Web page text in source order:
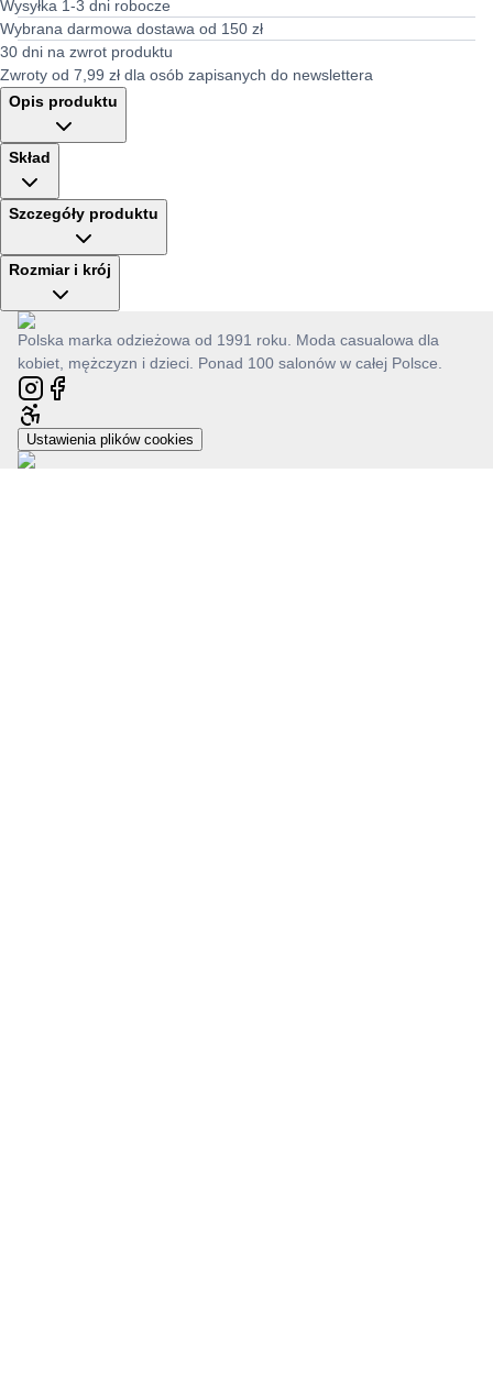
Wysyłka 1-3 dni robocze
Wybrana darmowa dostawa od 150 zł
30 dni na zwrot produktu
Zwroty od 7,99 zł dla osób zapisanych do newslettera
Opis produktu
Skład
Szczegóły produktu
Rozmiar i krój
Polska marka odzieżowa od 1991 roku. Moda casualowa dla
kobiet, mężczyzn i dzieci. Ponad 100 salonów w całej Polsce.
Ustawienia plików cookies